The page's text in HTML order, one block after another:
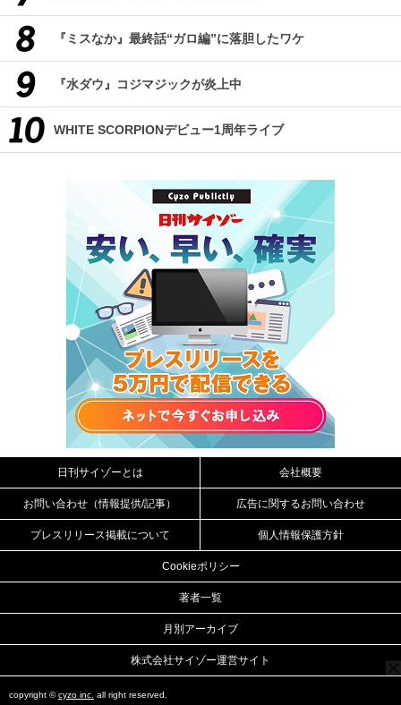
『ミスなか』最終話“ガロ編”に落胆したワケ
『水ダウ』コジマジックが炎上中
WHITE SCORPIONデビュー1周年ライブ
日刊サイゾーとは 会社概要
お問い合わせ（情報提供/記事） 広告に関するお問い合わせ
プレスリリース掲載について 個人情報保護方針
Cookieポリシー
著者一覧
月別アーカイブ
株式会社サイゾー運営サイト
copyright ©cyzo inc. all right reserved.